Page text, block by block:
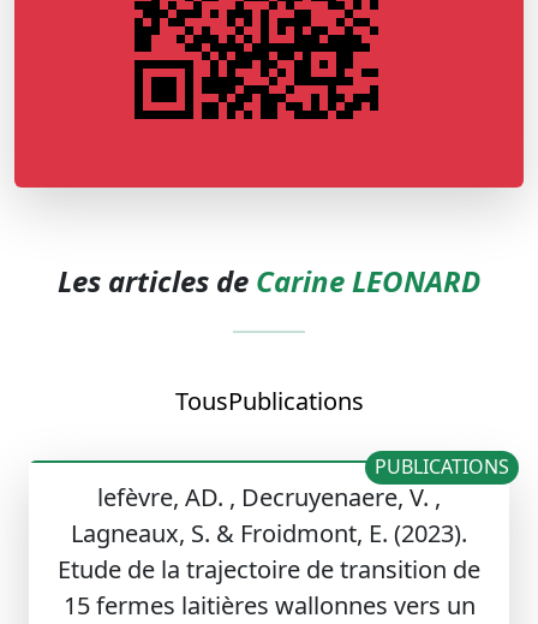
Les articles de Carine LEONARD
TousPublications
lefèvre, AD. , Decruyenaere, V. ,
Lagneaux, S. & Froidmont, E. (2023).
Etude de la trajectoire de transition de
15 fermes laitières wallonnes vers un
PUBLICATIONS